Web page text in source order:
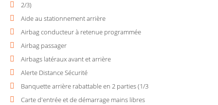
2/3)
Aide au stationnement arrière
Airbag conducteur à retenue programmée
Airbag passager
Airbags latéraux avant et arrière
Alerte Distance Sécurité
Banquette arrière rabattable en 2 parties (1/3
Carte d'entrée et de démarrage mains libres